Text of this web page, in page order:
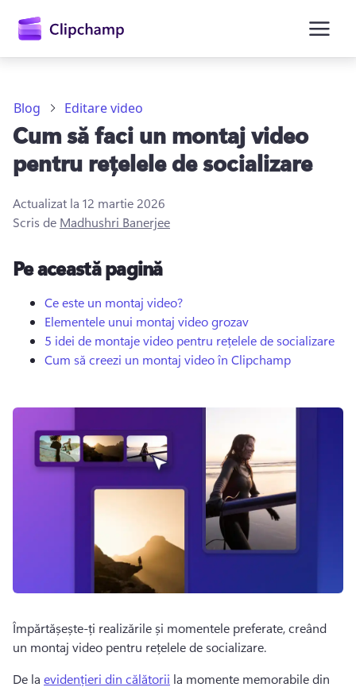
principal
Încercați gratuit
Blog Editare video
Cum să faci un montaj video
pentru rețelele de socializare
Actualizat la 12 martie 2026
Scris de Madhushri Banerjee
Pe această pagină
Ce este un montaj video?
Elementele unui montaj video grozav
5 idei de montaje video pentru rețelele de socializare
Cum să creezi un montaj video în Clipchamp
Împărtășește-ți realizările și momentele preferate, creând
un montaj video pentru rețelele de socializare.
De la evidențieri din călătorii la momente memorabile din